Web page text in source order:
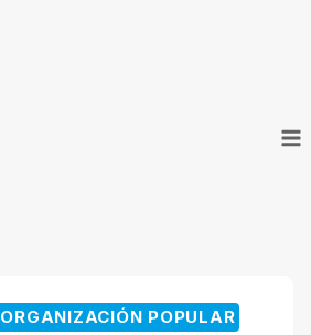
ORGANIZACIÓN POPULAR